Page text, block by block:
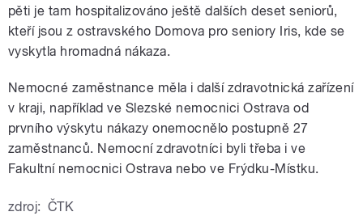
pěti je tam hospitalizováno ještě dalších deset seniorů,
kteří jsou z ostravského Domova pro seniory Iris, kde se
vyskytla hromadná nákaza.
Nemocné zaměstnance měla i další zdravotnická zařízení
v kraji, například ve Slezské nemocnici Ostrava od
prvního výskytu nákazy onemocnělo postupně 27
zaměstnanců. Nemocní zdravotníci byli třeba i ve
Fakultní nemocnici Ostrava nebo ve Frýdku-Místku.
zdroj: ČTK